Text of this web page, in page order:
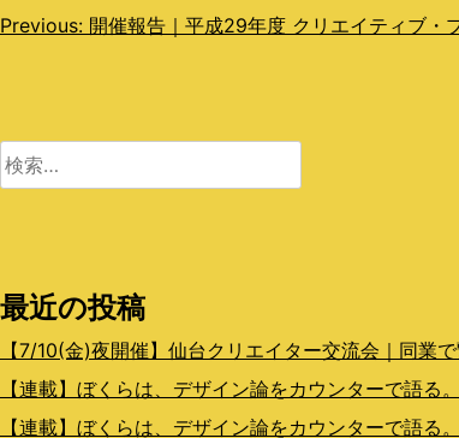
投
ビ
シ
ョ
ン
Previous: 開催報告｜平成29年度 クリエイティブ・
検
最近の投稿
【7/10(金)夜開催】仙台クリエイター交流会｜同業
【連載】ぼくらは、デザイン論をカウンターで語
【連載】ぼくらは、デザイン論をカウンターで語